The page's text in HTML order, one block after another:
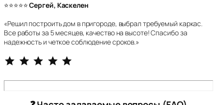
⭐⭐⭐⭐⭐Сергей, Каскелен
«Решил построить дом в пригороде, выбрал требуемый каркас.
Все работы за 5 месяцев, качество на высоте! Спасибо за
надежность и четкое соблюдение сроков.»
⭐⭐ ⭐